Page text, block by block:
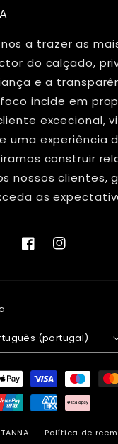
a trazer as
do calçado,
e a
incide em
excecional,
uma experiência
construir
nossos clientes,
as
FacebookInstagram
(portugal)
Política de